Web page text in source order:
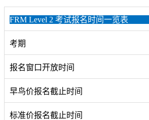
FRM Level 2 考试报名时间一览表
考期
报名窗口开放时间
早鸟价报名截止时间
标准价报名截止时间